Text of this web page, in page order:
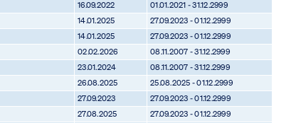
16.09.2022
01.01.2021 - 31.12.2999
14.01.2025
27.09.2023 - 01.12.2999
14.01.2025
27.09.2023 - 01.12.2999
02.02.2026
08.11.2007 - 31.12.2999
23.01.2024
08.11.2007 - 31.12.2999
26.08.2025
25.08.2025 - 01.12.2999
27.09.2023
27.09.2023 - 01.12.2999
27.08.2025
27.09.2023 - 01.12.2999